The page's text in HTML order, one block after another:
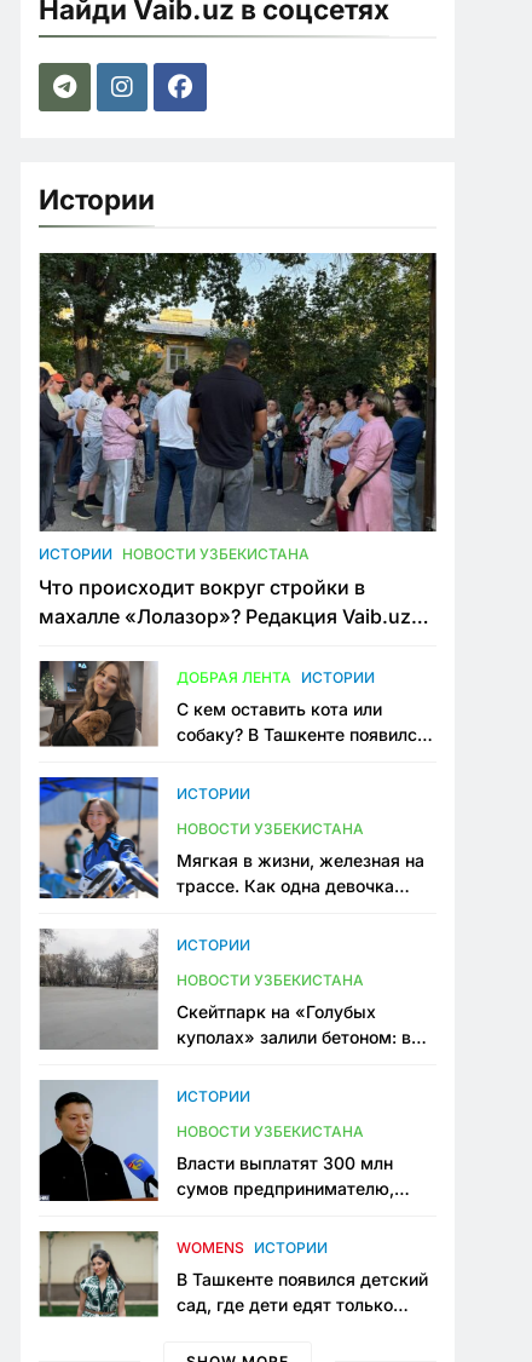
Найди Vaib.uz в соцсетях
Истории
ИСТОРИИ НОВОСТИ УЗБЕКИСТАНА
Что происходит вокруг стройки в
махалле «Лолазор»? Редакция Vaib.uz
конфликта
ДОБРАЯ ЛЕНТА ИСТОРИИ
С кем оставить кота или
собаку? В Ташкенте появился
ИСТОРИИ
НОВОСТИ УЗБЕКИСТАНА
Мягкая в жизни, железная на
трассе. Как одна девочка
Узбекистане
ИСТОРИИ
НОВОСТИ УЗБЕКИСТАНА
Скейтпарк на «Голубых
куполах» залили бетоном: в
одно общественное
ИСТОРИИ
НОВОСТИ УЗБЕКИСТАНА
Власти выплатят 300 млн
сумов предпринимателю,
тюрьме по незаконному
WOMENS ИСТОРИИ
В Ташкенте появился детский
сад, где дети едят только
мама, которая устала просить